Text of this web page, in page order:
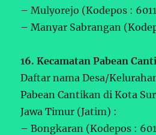
– Mulyorejo (Kodepos :
– Manyar Sabrangan
16. Kecamatan Pabean
Daftar nama Desa/
Pabean Cantikan di Kota
Jawa Timur (Jatim) :
– Bongkaran (Kodepos :